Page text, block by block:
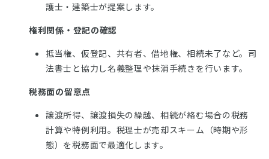
護士・建築士が提案します。
権利関係・登記の確認
抵当権、仮登記、共有者、借地権、相続未了など。司
法書士と協力し名義整理や抹消手続きを行います。
税務面の留意点
譲渡所得、譲渡損失の繰越、相続が絡む場合の税務
計算や特例利用。税理士が売却スキーム（時期や形
態）を税務面で最適化します。